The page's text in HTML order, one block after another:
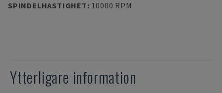
SPINDELHASTIGHET: 10000 RPM
Ytterligare information